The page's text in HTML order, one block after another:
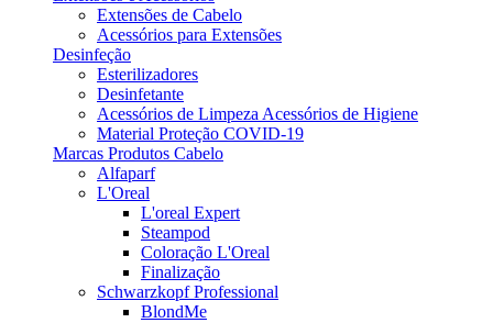
Extensões de Cabelo
Acessórios para Extensões
Desinfeção
Esterilizadores
Desinfetante
Acessórios de Limpeza Acessórios de Higiene
Material Proteção COVID-19
Marcas Produtos Cabelo
Alfaparf
L'Oreal
L'oreal Expert
Steampod
Coloração L'Oreal
Finalização
Schwarzkopf Professional
BlondMe